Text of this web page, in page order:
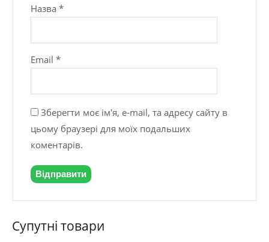
Назва*
Email*
Зберегти моє ім'я, e-mail, та адресу сайту в
цьому браузері для моїх подальших
коментарів.
Супутні товари